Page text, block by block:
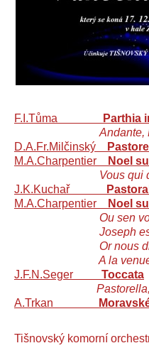
F.I.Tůma
Parthia
Andante,
D.A.Fr.Milčinský
M.A.Charpentier
Noel
Vous qui
J.K.Kuchař
M.A.Charpentier
Noel
Ou sen
Joseph est
Or nous dites
A la venue
J.F.N.Seger Toccata
A.Trkan
Tišnovský komorní